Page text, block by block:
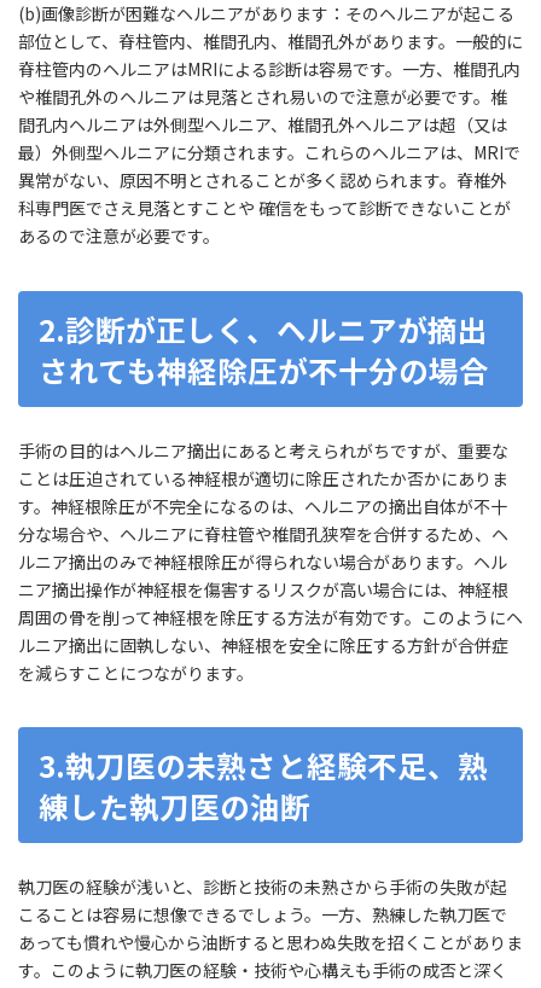
(b)画像診断が困難なヘルニアがあります：そのヘルニアが起こる
部位として、脊柱管内、椎間孔内、椎間孔外があります。一般的に
脊柱管内のヘルニアはMRIによる診断は容易です。一方、椎間孔内
や椎間孔外のヘルニアは見落とされ易いので注意が必要です。椎
間孔内ヘルニアは外側型ヘルニア、椎間孔外ヘルニアは超（又は
最）外側型ヘルニアに分類されます。これらのヘルニアは、MRIで
異常がない、原因不明とされることが多く認められます。脊椎外
科専門医でさえ見落とすことや 確信をもって診断できないことが
あるので注意が必要です。
2.診断が正しく、ヘルニアが摘出
されても神経除圧が不十分の場合
手術の目的はヘルニア摘出にあると考えられがちですが、重要な
ことは圧迫されている神経根が適切に除圧されたか否かにありま
す。神経根除圧が不完全になるのは、ヘルニアの摘出自体が不十
分な場合や、ヘルニアに脊柱管や椎間孔狭窄を合併するため、ヘ
ルニア摘出のみで神経根除圧が得られない場合があります。ヘル
ニア摘出操作が神経根を傷害するリスクが高い場合には、神経根
周囲の骨を削って神経根を除圧する方法が有効です。このようにヘ
ルニア摘出に固執しない、神経根を安全に除圧する方針が合併症
を減らすことにつながります。
3.執刀医の未熟さと経験不足、熟
練した執刀医の油断
執刀医の経験が浅いと、診断と技術の未熟さから手術の失敗が起
こることは容易に想像できるでしょう。一方、熟練した執刀医で
あっても慣れや慢心から油断すると思わぬ失敗を招くことがありま
す。このように執刀医の経験・技術や心構えも手術の成否と深く